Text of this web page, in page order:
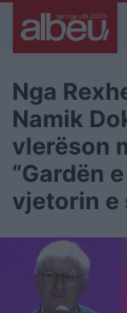
Nga
Namik
vlerëson
“Gardën
vjetorin e